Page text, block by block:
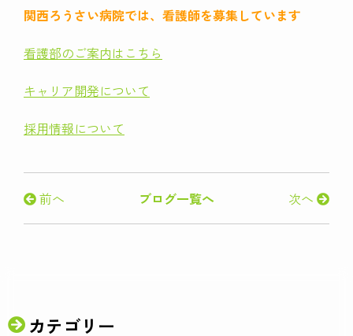
関西ろうさい病院では、看護師を募集しています
看護部のご案内はこちら
キャリア開発について
採用情報について
前へ 次へ
ブログ一覧へ
カテゴリー